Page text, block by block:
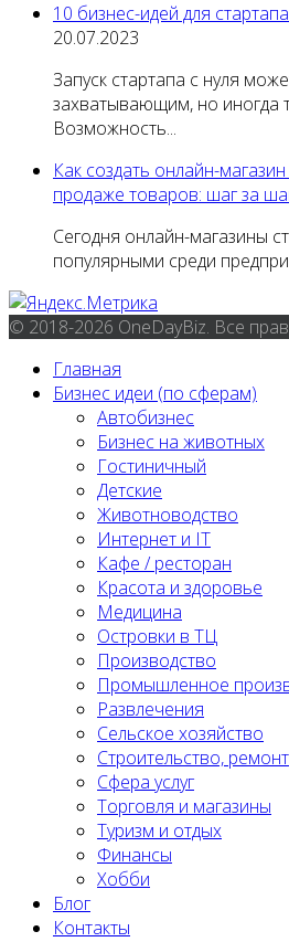
10 бизнес-идей для
20.07.2023
Запуск стартапа с нуля
захватывающим, но иногда
Возможность...
Как создать онлайн-
продаже товаров: шаг за
Сегодня онлайн-магазины
популярными среди
© 2018-2026 OneDayBiz. Все
Главная
Бизнес идеи (по сферам)
Автобизнес
Бизнес на животных
Гостиничный
Детские
Животноводство
Интернет и IT
Кафе / ресторан
Красота и здоровье
Медицина
Островки в ТЦ
Производство
Промышленное
Развлечения
Сельское хозяйство
Строительство, ремонт
Сфера услуг
Торговля и магазины
Туризм и отдых
Финансы
Хобби
Блог
Контакты